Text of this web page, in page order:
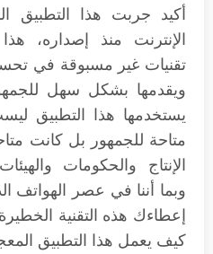
أكيد جربت هذا
الإنترنت منذ إصداره،
تقنيات غير مسبوقة في
ويقدمها بشكل سهل
يستخدمها هذا التطبيق
متاحة للجمهور بل كانت
الإنتاج والحكومات
وبما أننا في عصر الهواتف
إعطاءك هذه التقنية
كيف يعمل هذا التطبيق